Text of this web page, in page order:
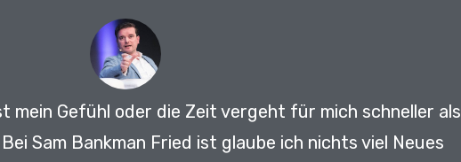
mein Gefühl oder die Zeit vergeht für mich schneller als
Bei Sam Bankman Fried ist glaube ich nichts viel Neues